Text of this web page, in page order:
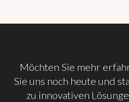
Möchten Sie mehr
Sie uns noch heute und
zu innovativen